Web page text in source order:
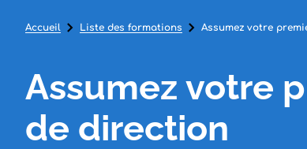
Accueil Liste des formations Assumez votre
Assumez votre
de direction